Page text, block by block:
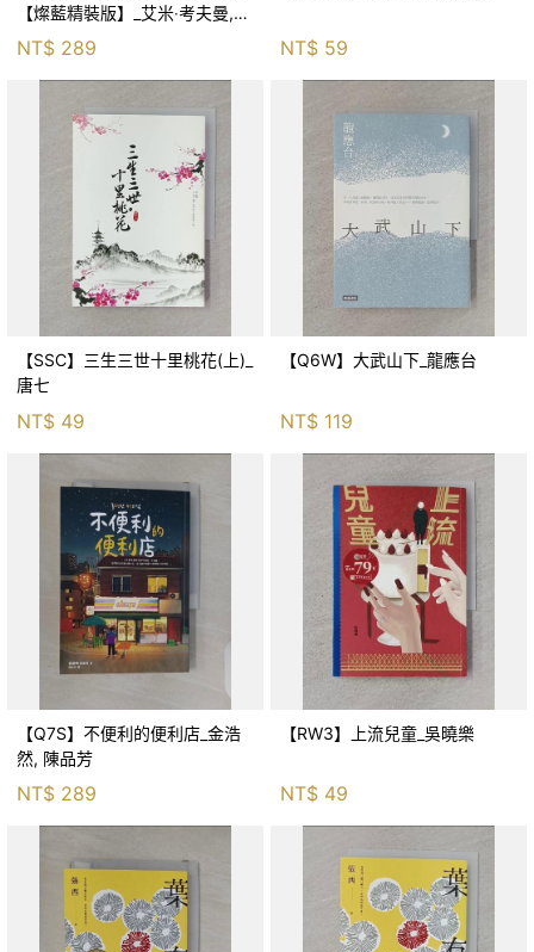
【燦藍精裝版】_艾米‧考夫曼,
傑‧克里斯朵, 翁雅如
NT$ 289 NT$ 59
【SSC】三生三世十里桃花(上)_
唐七
NT$ 49
【Q6W】大武山下_龍應台
NT$ 119
【Q7S】不便利的便利店_金浩
然, 陳品芳
NT$ 289
【RW3】上流兒童_吳曉樂
NT$ 49